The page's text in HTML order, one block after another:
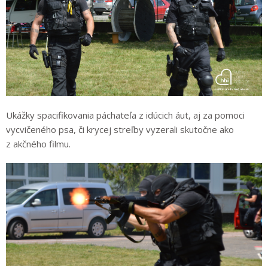
Ukážky spacifikovania páchateľa z idúcich áut, aj za pomoci
vycvičeného psa, či krycej streľby vyzerali skutočne ako
z akčného filmu.